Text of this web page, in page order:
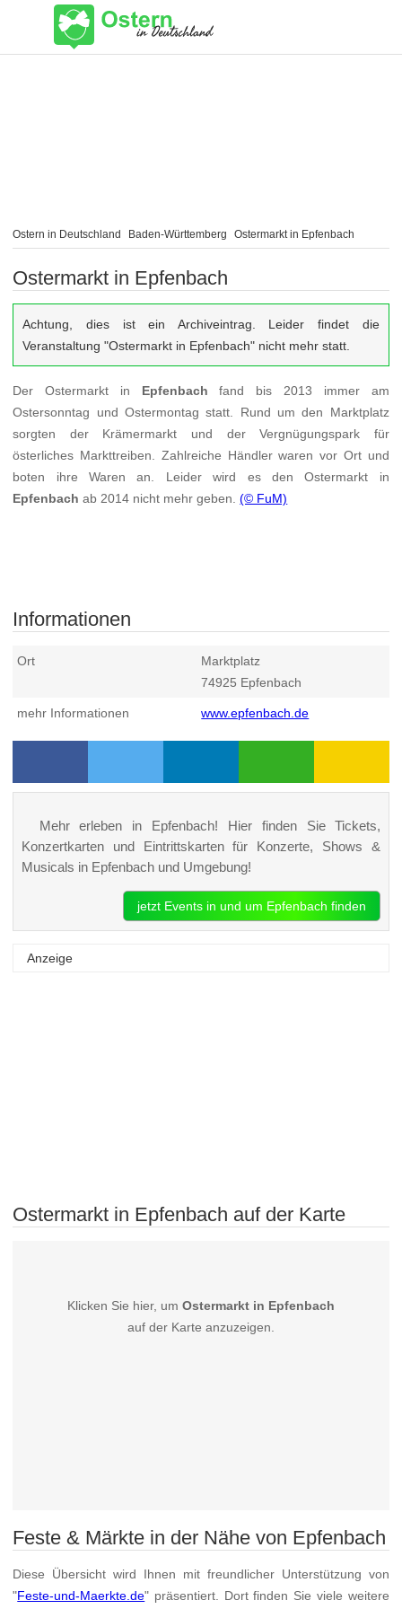
Ostern in Deutschland Baden-Württemberg Ostermarkt in Epfenbach
Ostermarkt in Epfenbach
Achtung, dies ist ein Archiveintrag. Leider findet die
Veranstaltung "Ostermarkt in Epfenbach" nicht mehr statt.
Der Ostermarkt in Epfenbach fand bis 2013 immer am
Ostersonntag und Ostermontag statt. Rund um den Marktplatz
sorgten der Krämermarkt und der Vergnügungspark für
österliches Markttreiben. Zahlreiche Händler waren vor Ort und
boten ihre Waren an. Leider wird es den Ostermarkt in
Epfenbach ab 2014 nicht mehr geben.(© FuM)
Informationen
Ort
Marktplatz
74925 Epfenbach
mehr Informationen www.epfenbach.de
Mehr erleben in Epfenbach! Hier finden Sie Tickets,
Konzertkarten und Eintrittskarten für Konzerte, Shows &
Musicals in Epfenbach und Umgebung!
jetzt Events in und um Epfenbach finden
Anzeige
Ostermarkt in Epfenbach auf der Karte
Klicken Sie hier, um Ostermarkt in Epfenbach
auf der Karte anzuzeigen.
Feste & Märkte in der Nähe von Epfenbach
Diese Übersicht wird Ihnen mit freundlicher Unterstützung von
"Feste-und-Maerkte.de" präsentiert. Dort finden Sie viele weitere